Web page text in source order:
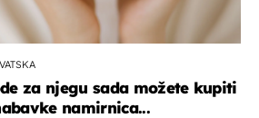
za njegu sada možete kupiti
namirnica...